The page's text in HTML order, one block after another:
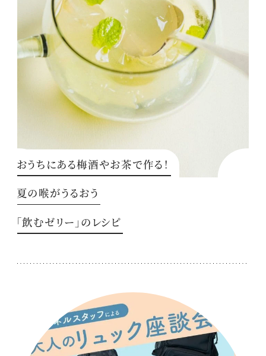
おうちにある梅酒やお茶で作る！
夏の喉がうるおう
「飲むゼリー」のレシピ